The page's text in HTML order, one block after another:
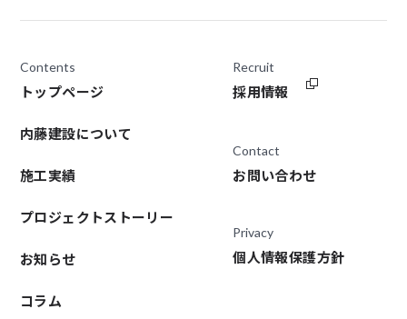
Contents
トップページ
内藤建設について
施工実績
プロジェクトストーリー
お知らせ
コラム
Recruit
採用情報
Contact
お問い合わせ
Privacy
個人情報保護方針